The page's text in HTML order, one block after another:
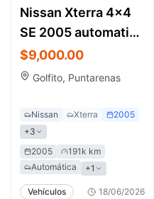
Nissan Xterra 4x4
SE 2005 automatic -
leather interior
$9,000.00
Golfito, Puntarenas
Nissan Xterra
2005
+3
2005
191k km
Automática
+1
Vehículos 18/06/2026